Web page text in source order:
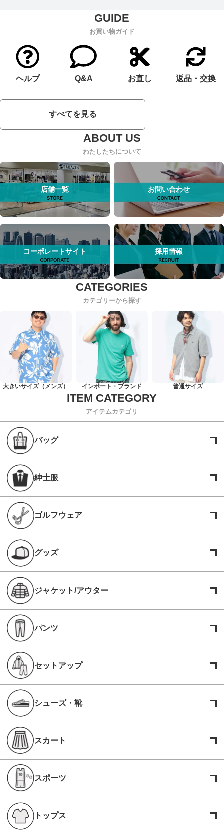
お買い物ガイド
ヘルプ Q&A お直し 返品・交換
すべてを見る
わたしたちについて
店舗一覧 お問い合わせ
コーポレートサイト 採用情報
カテゴリーから探す
大きいサイズ（メンズ） インポート・ブランド 普通サイズ
アイテムカテゴリ
バッグ
紳士服
ゴルフウェア
グッズ
ジャケット/アウター
パンツ
セットアップ
シューズ・靴
スカート
スポーツ
トップス